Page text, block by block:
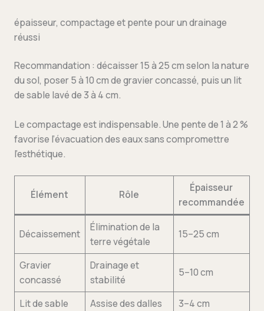
épaisseur, compactage et pente pour un drainage
réussi
Recommandation : décaisser 15 à 25 cm selon la nature
du sol, poser 5 à 10 cm de gravier concassé, puis un lit
de sable lavé de 3 à 4 cm.
Le compactage est indispensable. Une pente de 1 à 2 %
favorise l’évacuation des eaux sans compromettre
l’esthétique.
Élément Rôle
Épaisseur
recommandée
Décaissement
Élimination de la
terre végétale
15–25 cm
Gravier
concassé
Drainage et
stabilité
5–10 cm
Lit de sable Assise des dalles 3–4 cm